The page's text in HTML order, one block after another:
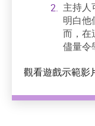
主持人
明白他
而，在
儘量令
觀看遊戲示範影